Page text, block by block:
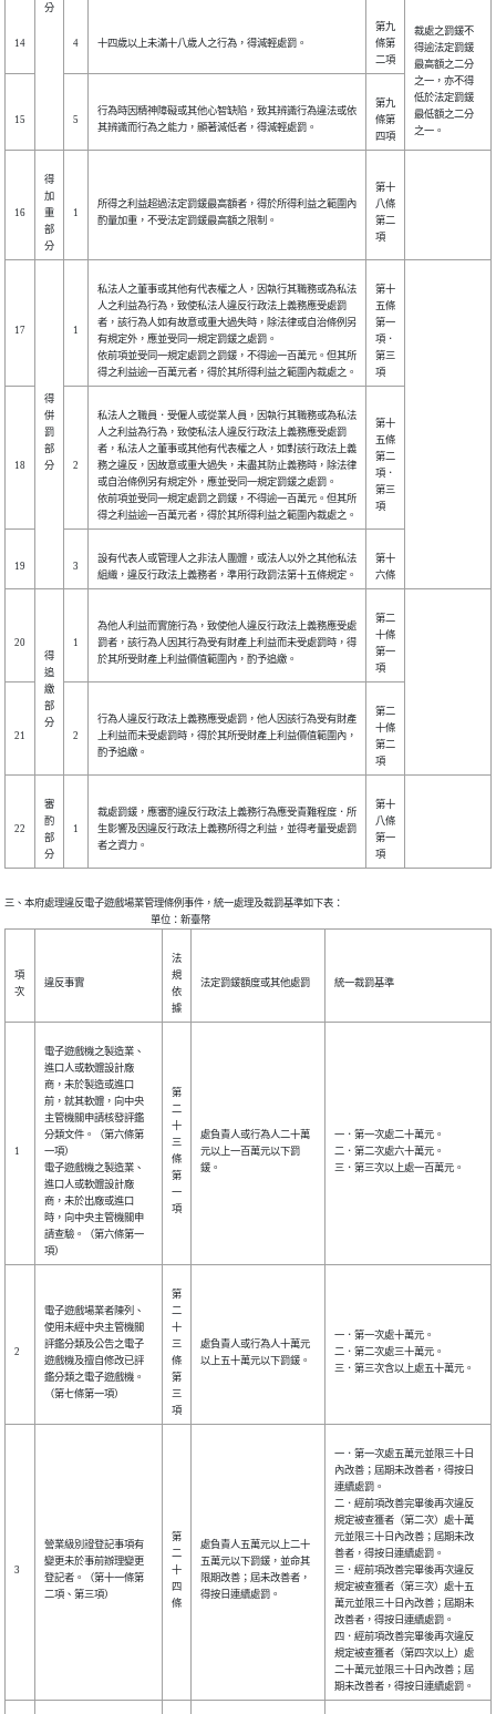
分
14 4 十四歲以上未滿十八歲人之行為，得減輕處罰。
第九
條第
二項
裁處之罰鍰不
得逾法定罰鍰
最高額之二分
之一，亦不得
低於法定罰鍰
最低額之二分
之一。
15 5
行為時因精神障礙或其他心智缺陷，致其辨識行為違法或依
其辨識而行為之能力，顯著減低者，得減輕處罰。
第九
條第
四項
16
得
加
重
部
分
1
所得之利益超過法定罰鍰最高額者，得於所得利益之範圍內
酌量加重，不受法定罰鍰最高額之限制。
第十
八條
第二
項
17
得
併
罰
部
分
1
私法人之董事或其他有代表權之人，因執行其職務或為私法
人之利益為行為，致使私法人違反行政法上義務應受處罰
者，該行為人如有故意或重大過失時，除法律或自治條例另
有規定外，應並受同一規定罰鍰之處罰。
依前項並受同一規定處罰之罰鍰，不得逾一百萬元。但其所
得之利益逾一百萬元者，得於其所得利益之範圍內裁處之。
第十
五條
第一
項．
第三
項
18 2
私法人之職員．受僱人或從業人員，因執行其職務或為私法
人之利益為行為，致使私法人違反行政法上義務應受處罰
者，私法人之董事或其他有代表權之人，如對該行政法上義
務之違反，因故意或重大過失，未盡其防止義務時，除法律
或自治條例另有規定外，應並受同一規定罰鍰之處罰。
依前項並受同一規定處罰之罰鍰，不得逾一百萬元。但其所
得之利益逾一百萬元者，得於其所得利益之範圍內裁處之。
第十
五條
第二
項．
第三
項
19 3
設有代表人或管理人之非法人團體，或法人以外之其他私法
組織，違反行政法上義務者，準用行政罰法第十五條規定。
第十
六條
20
得
追
繳
部
分
1
為他人利益而實施行為，致使他人違反行政法上義務應受處
罰者，該行為人因其行為受有財產上利益而未受處罰時，得
於其所受財產上利益價值範圍內，酌予追繳。
第二
十條
第一
項
21 2
行為人違反行政法上義務應受處罰，他人因該行為受有財產
上利益而未受處罰時，得於其所受財產上利益價值範圍內，
酌予追繳。
第二
十條
第二
項
22
審
酌
部
分
1
裁處罰鍰，應審酌違反行政法上義務行為應受責難程度．所
生影響及因違反行政法上義務所得之利益，並得考量受處罰
者之資力。
第十
八條
第一
項
三、本府處理違反電子遊戲場業管理條例事件，統一處理及裁罰基準如下表：
項
次
違反事實
法
規
依
據
法定罰鍰額度或其他處罰 統一裁罰基準
1
電子遊戲機之製造業、
進口人或軟體設計廠
商，未於製造或進口
前，就其軟體，向中央
主管機關申請核發評鑑
分類文件。（第六條第
一項）
電子遊戲機之製造業、
進口人或軟體設計廠
商，未於出廠或進口
時，向中央主管機關申
請查驗。（第六條第一
項）
第
二
十
三
條
第
一
項
處負責人或行為人二十萬
元以上一百萬元以下罰
鍰。
一．第一次處二十萬元。
二．第二次處六十萬元。
三．第三次以上處一百萬元。
2
電子遊戲場業者陳列、
使用未經中央主管機關
評鑑分類及公告之電子
遊戲機及擅自修改已評
鑑分類之電子遊戲機。
（第七條第一項）
第
二
十
三
條
第
三
項
處負責人或行為人十萬元
以上五十萬元以下罰鍰。
一．第一次處十萬元。
二．第二次處三十萬元。
三．第三次含以上處五十萬元。
3
營業級別證登記事項有
變更未於事前辦理變更
登記者。（第十一條第
二項、第三項）
第
二
十
四
條
處負責人五萬元以上二十
五萬元以下罰鍰，並命其
限期改善；屆未改善者，
得按日連續處罰。
一．第一次處五萬元並限三十日
內改善；屆期未改善者，得按日
連續處罰。
二．經前項改善完畢後再次違反
規定被查獲者（第二次）處十萬
元並限三十日內改善；屆期未改
善者，得按日連續處罰。
三．經前項改善完畢後再次違反
規定被查獲者（第三次）處十五
萬元並限三十日內改善；屆期未
改善者，得按日連續處罰。
四．經前項改善完畢後再次違反
規定被查獲者（第四次以上）處
二十萬元並限三十日內改善；屆
期未改善者，得按日連續處罰。